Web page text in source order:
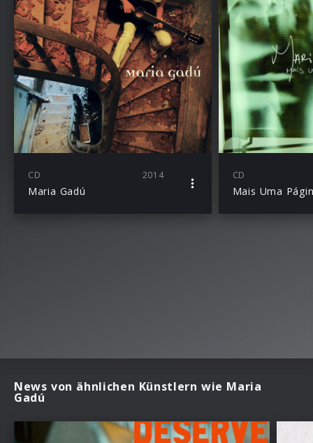
CD 2014
Maria Gadú
CD
Mais Uma
News von ähnlichen Künstlern wie Maria
Gadú